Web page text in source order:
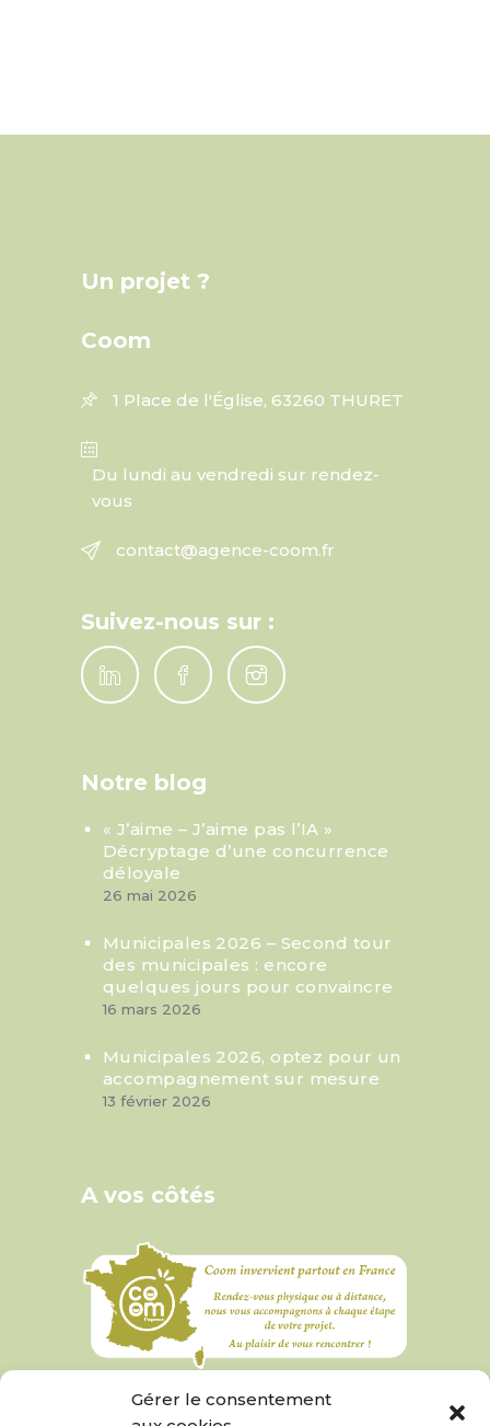
Gérer le consentement
Un projet ?
Coom
1 Place de l'Église, 63260 THURET
Du lundi au vendredi sur rendez-
vous
contact@agence-coom.fr
Suivez-nous sur :
Notre blog
« J’aime – J’aime pas l’IA »
Décryptage d’une concurrence
déloyale
26 mai 2026
Municipales 2026 – Second tour
des municipales : encore
quelques jours pour convaincre
16 mars 2026
Municipales 2026, optez pour un
accompagnement sur mesure
13 février 2026
A vos côtés